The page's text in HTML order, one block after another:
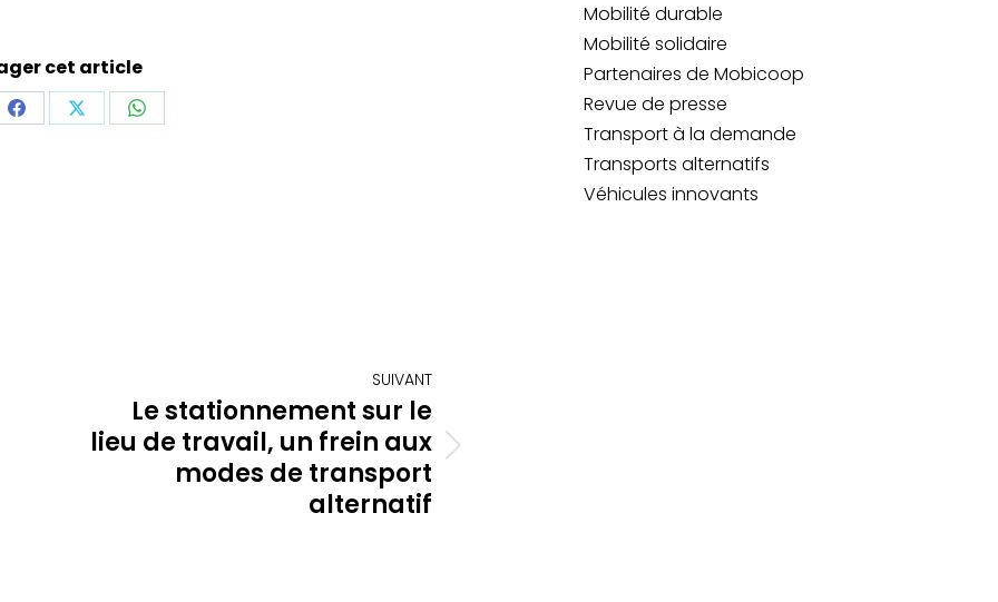
cet article
PartagerPartagerPartager
SUIVANT
Article
Le stationnement sur le
lieu de travail, un frein aux
modes de transport
alternatif
Mobilité durable
Mobilité solidaire
Partenaires de Mobicoop
Revue de presse
Transport à la demande
Transports alternatifs
Véhicules innovants